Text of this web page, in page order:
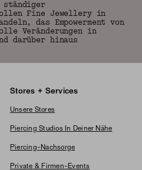
ständiger
Fine Jewellery in
das Empowerment von
Veränderungen in
darüber hinaus
Stores + Services
Unsere Stores
Piercing Studios In Deiner Nähe
Piercing-Nachsorge
Private & Firmen-Events